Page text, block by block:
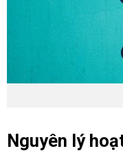
Nguyên lý